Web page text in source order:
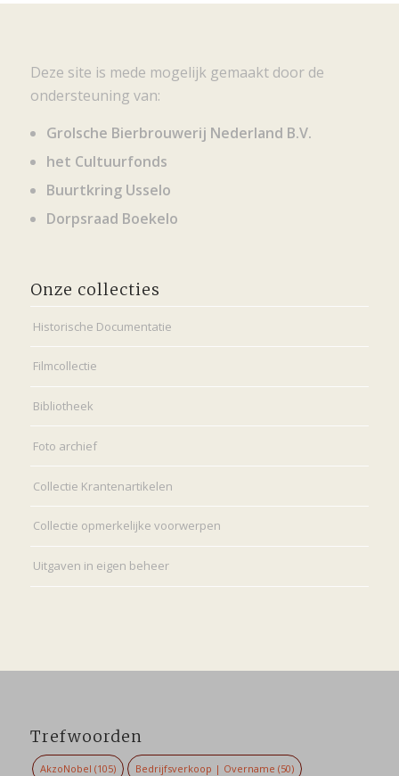
Deze site is mede mogelijk gemaakt door de
ondersteuning van:
Grolsche Bierbrouwerij Nederland B.V.
het Cultuurfonds
Buurtkring Usselo
Dorpsraad Boekelo
Onze collecties
Historische Documentatie
Filmcollectie
Bibliotheek
Foto archief
Collectie Krantenartikelen
Collectie opmerkelijke voorwerpen
Uitgaven in eigen beheer
Trefwoorden
AkzoNobel (105) Bedrijfsverkoop | Overname (50)